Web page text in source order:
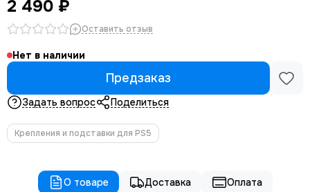
2 490 ₽
Оставить отзыв
Нет в наличии
Предзаказ
Задать вопрос Поделиться
Крепления и подставки для PS5
О товаре Доставка Оплата